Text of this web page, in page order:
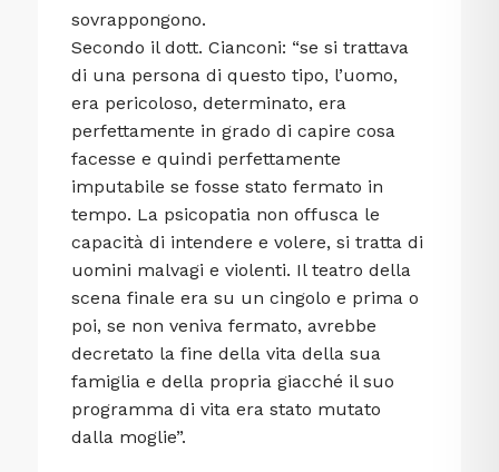
sovrappongono.
Secondo il dott. Cianconi: “se si trattava
di una persona di questo tipo, l’uomo,
era pericoloso, determinato, era
perfettamente in grado di capire cosa
facesse e quindi perfettamente
imputabile se fosse stato fermato in
tempo. La psicopatia non offusca le
capacità di intendere e volere, si tratta di
uomini malvagi e violenti. Il teatro della
scena finale era su un cingolo e prima o
poi, se non veniva fermato, avrebbe
decretato la fine della vita della sua
famiglia e della propria giacché il suo
programma di vita era stato mutato
dalla moglie”.